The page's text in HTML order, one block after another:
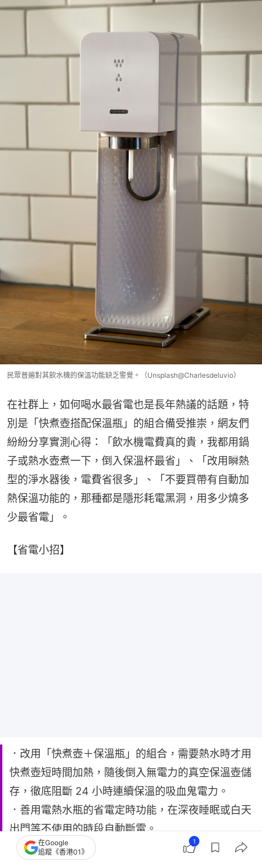
民眾普遍對其飲水機的保溫功能缺乏警覺。（Unsplash@Charlesdeluvio）
在社群上，如何喝水最省電也是長年熱議的話題，特
別是「快煮壺搭配保溫瓶」的組合備受推崇，網友們
紛紛分享實測心得：「飲水機電費真的貴，我都用鍋
子或熱水壺煮一下，倒入保溫杯最省」、「改用瞬熱
型的淨水器後，電費省很多」、「不要買帶有自動加
熱保溫功能的，那種都是隱形耗電黑洞，用多少燒多
少最省電」。
【省電小招】
．改用「快煮壺＋保溫瓶」的組合，需要熱水時才用
快煮壺短時間加熱，隨後倒入無電力的真空保溫壺儲
存，徹底阻斷 24 小時連續保溫的吸血鬼電力。
．善用電熱水瓶的省電定時功能，在深夜睡眠或白天
出門等不使用的時段自動斷電。
．台電建議，日常設定水溫時，將溫度設定在90℃
在Google
追蹤《香港01》
1